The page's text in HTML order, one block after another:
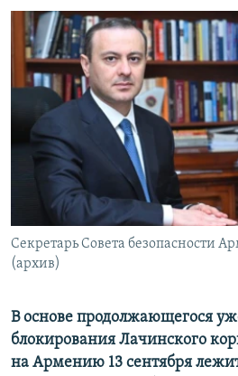
АРХИВ
Հայերեն
English
Русский
Все сайты Радио Азатутюн
Секретарь Совета безопасности
(архив)
В основе продолжающегося
блокирования Лачинского
на Армению 13 сентября